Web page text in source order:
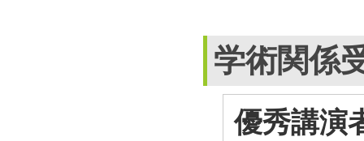
学術関係
優秀講演